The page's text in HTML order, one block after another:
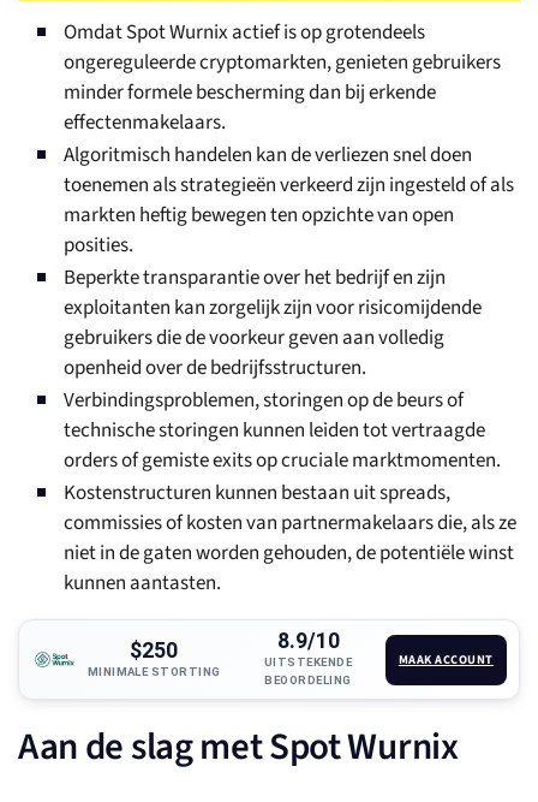
Omdat Spot Wurnix actief is op grotendeels
ongereguleerde cryptomarkten, genieten gebruikers
minder formele bescherming dan bij erkende
effectenmakelaars.
Algoritmisch handelen kan de verliezen snel doen
toenemen als strategieën verkeerd zijn ingesteld of als
markten heftig bewegen ten opzichte van open
posities.
Beperkte transparantie over het bedrijf en zijn
exploitanten kan zorgelijk zijn voor risicomijdende
gebruikers die de voorkeur geven aan volledig
openheid over de bedrijfsstructuren.
Verbindingsproblemen, storingen op de beurs of
technische storingen kunnen leiden tot vertraagde
orders of gemiste exits op cruciale marktmomenten.
Kostenstructuren kunnen bestaan uit spreads,
commissies of kosten van partnermakelaars die, als ze
niet in de gaten worden gehouden, de potentiële winst
kunnen aantasten.
$250
MINIMALE STORTING
8.9/10
UITSTEKENDE
BEOORDELING
MAAK ACCOUNT
Aan de slag met Spot Wurnix